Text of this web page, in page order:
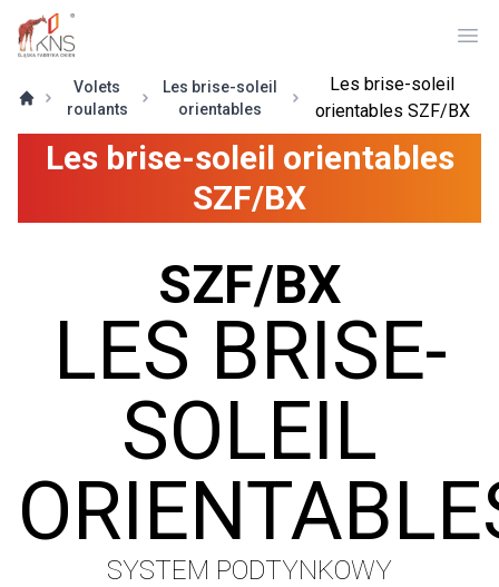
Volets
roulants
Les brise-soleil
orientables
Les brise-soleil
orientables SZF/BX
Les brise-soleil orientables
SZF/BX
SZF/BX
LES BRISE-
SOLEIL
SYSTEM PODTYNKOWY